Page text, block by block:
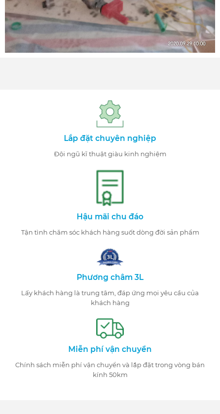
Lắp đặt chuyên nghiệp
Đội ngũ kĩ thuật giàu kinh nghiệm
Hậu mãi chu đáo
Tận tình chăm sóc khách hàng suốt dòng đời sản phẩm
Phương châm 3L
Lấy khách hàng là trung tâm, đáp ứng mọi yêu cầu của
khách hàng
Miễn phí vận chuyển
Chính sách miễn phí vận chuyển và lắp đặt trong vòng bán
kính 50km